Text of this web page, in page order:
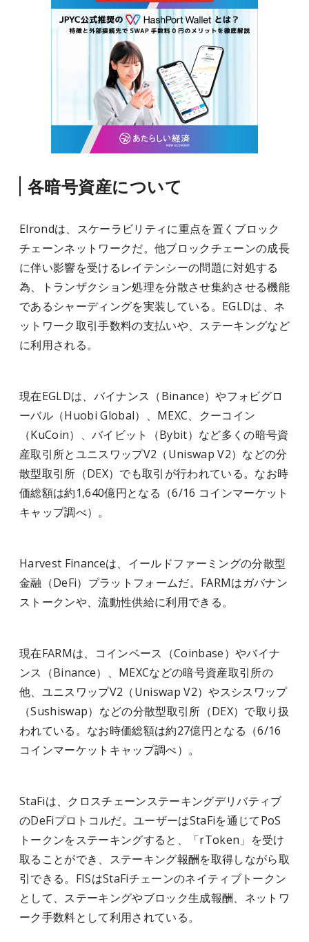
各暗号資産について
Elrondは、スケーラビリティに重点を置くブロック
チェーンネットワークだ。他ブロックチェーンの成長
に伴い影響を受けるレイテンシーの問題に対処する
為、トランザクション処理を分散させ集約させる機能
であるシャーディングを実装している。EGLDは、ネ
ットワーク取引手数料の支払いや、ステーキングなど
に利用される。
現在EGLDは、バイナンス（Binance）やフォビグロ
ーバル（Huobi Global）、MEXC、クーコイン
（KuCoin）、バイビット（Bybit）など多くの暗号資
産取引所とユニスワップV2（Uniswap V2）などの分
散型取引所（DEX）でも取引が行われている。なお時
価総額は約1,640億円となる（6/16 コインマーケット
キャップ調べ）。
Harvest Financeは、イールドファーミングの分散型
金融（DeFi）プラットフォームだ。FARMはガバナン
ストークンや、流動性供給に利用できる。
現在FARMは、コインベース（Coinbase）やバイナ
ンス（Binance）、MEXCなどの暗号資産取引所の
他、ユニスワップV2（Uniswap V2）やスシスワップ
（Sushiswap）などの分散型取引所（DEX）で取り扱
われている。なお時価総額は約27億円となる（6/16
コインマーケットキャップ調べ）。
StaFiは、クロスチェーンステーキングデリバティブ
のDeFiプロトコルだ。ユーザーはStaFiを通じてPoS
トークンをステーキングすると、「rToken」を受け
取ることができ、ステーキング報酬を取得しながら取
引できる。FISはStaFiチェーンのネイティブトークン
として、ステーキングやブロック生成報酬、ネットワ
ーク手数料として利用されている。